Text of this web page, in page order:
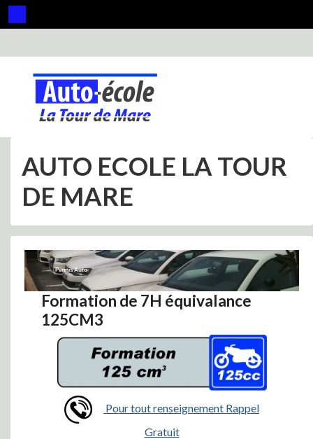
Panneau de gestion des cookies
AUTO ECOLE LA TOUR
DE MARE
Permis Auto
Formation de 7H équivalance
125CM3
Gratuit